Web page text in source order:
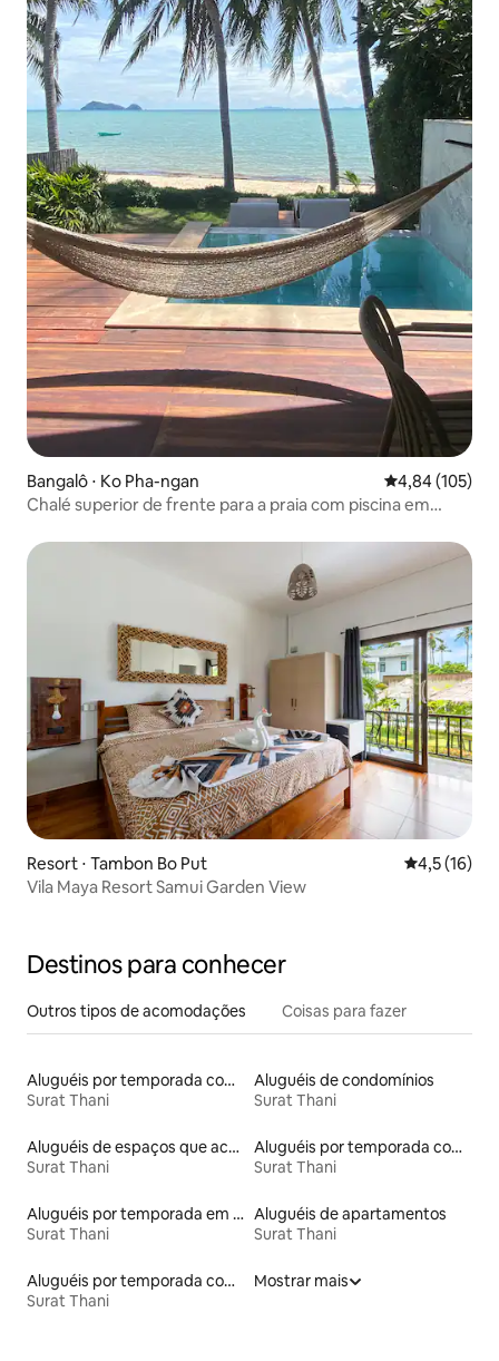
Bangalô ⋅ Ko Pha-ngan 4,84 de uma
4,84 (105)
Chalé superior de frente para a praia com piscina em
Resort ⋅ Tambon Bo Put 4,5 de uma
4,5 (16)
Vila Maya Resort Samui Garden View
Destinos para conhecer
Outros tipos de acomodações Coisas para fazer
Aluguéis por temporada com suítes privativas
Surat Thani
Aluguéis de condomínios
Surat Thani
Aluguéis de espaços que aceitam animais de estimação
Surat Thani
Aluguéis por temporada com caiaque
Surat Thani
Aluguéis por temporada em albergue
Surat Thani
Aluguéis de apartamentos
Surat Thani
Aluguéis por temporada com sauna
Surat Thani
Mostrar mais